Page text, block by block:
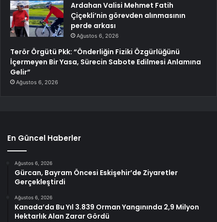
Ardahan Valisi Mehmet Fatih
Çiçekli’nin görevden alınmasının
perde arkası
Ağustos 6, 2026
Terör Örgütü Pkk: “Önderliğin Fiziki Özgürlüğünü
İçermeyen Bir Yasa, Sürecin Sabote Edilmesi Anlamına
Gelir”
Ağustos 6, 2026
En Güncel Haberler
Ağustos 6, 2026
Gürcan, Bayram Öncesi Eskişehir’de Ziyaretler
Gerçekleştirdi
Ağustos 6, 2026
Kanada’da Bu Yıl 3.839 Orman Yangınında 2,9 Milyon
Hektarlık Alan Zarar Gördü